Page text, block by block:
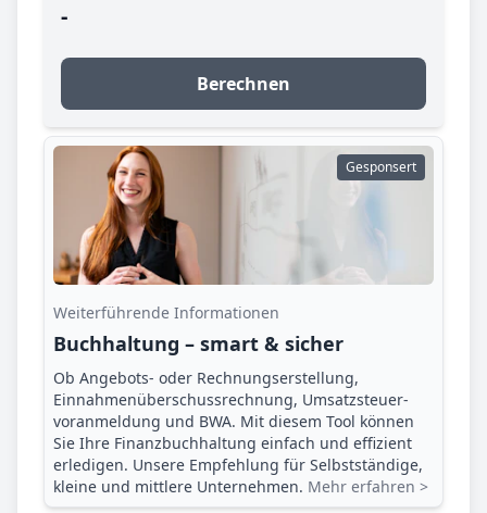
-
Berechnen
Gesponsert
Weiterführende Informationen
Buchhaltung – smart & sicher
Ob Angebots- oder Rechnungserstellung,
Einnahmenüberschuss­rechnung, Umsatzsteuer­
voranmeldung und BWA. Mit diesem Tool können
Sie Ihre Finanz­buchhaltung einfach und effizient
erledigen. Unsere Empfehlung für Selbstständige,
kleine und mittlere Unternehmen. Mehr erfahren >